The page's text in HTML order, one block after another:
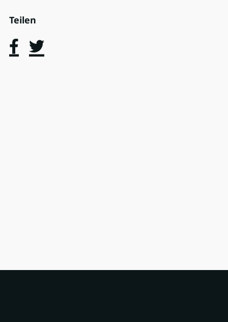
Teilen